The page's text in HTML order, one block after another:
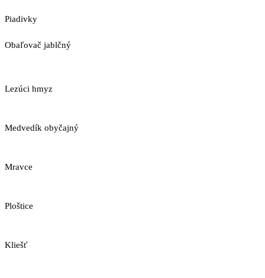
Piadivky
Obaľovač jablčný
Lezúci hmyz
Medvedík obyčajný
Mravce
Ploštice
Kliešť